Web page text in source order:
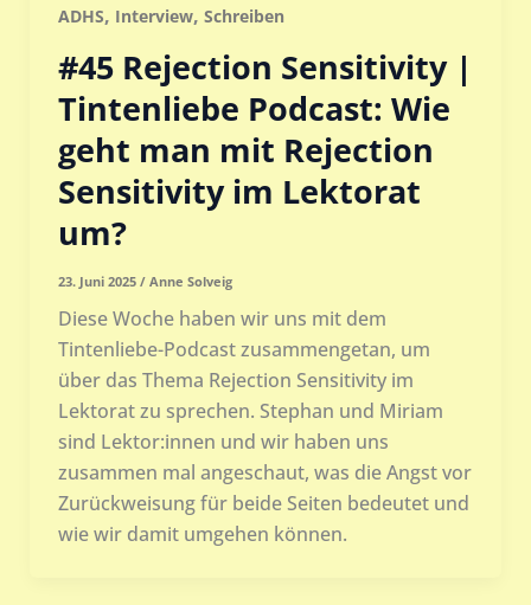
ADHS, Interview, Schreiben
#45 Rejection Sensitivity |
Tintenliebe Podcast: Wie
geht man mit Rejection
Sensitivity im Lektorat
um?
23. Juni 2025 / Anne Solveig
Diese Woche haben wir uns mit dem
Tintenliebe-Podcast zusammengetan, um
über das Thema Rejection Sensitivity im
Lektorat zu sprechen. Stephan und Miriam
sind Lektor:innen und wir haben uns
zusammen mal angeschaut, was die Angst vor
Zurückweisung für beide Seiten bedeutet und
wie wir damit umgehen können.